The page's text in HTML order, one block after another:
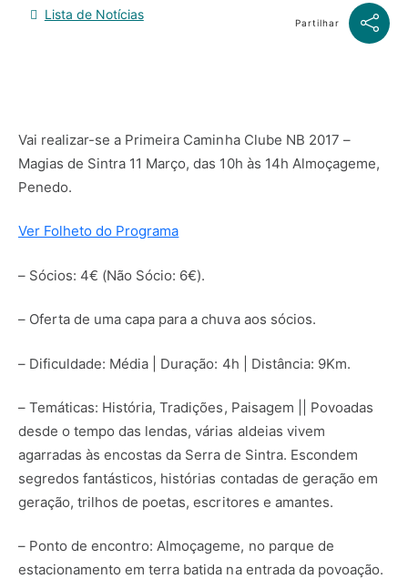
Lista de Notícias
Partilhar
Vai realizar-se a Primeira Caminha Clube NB 2017 –
Magias de Sintra 11 Março, das 10h às 14h Almoçageme,
Penedo.
Ver Folheto do Programa
– Sócios: 4€ (Não Sócio: 6€).
– Oferta de uma capa para a chuva aos sócios.
– Dificuldade: Média | Duração: 4h | Distância: 9Km.
– Temáticas: História, Tradições, Paisagem || Povoadas
desde o tempo das lendas, várias aldeias vivem
agarradas às encostas da Serra de Sintra. Escondem
segredos fantásticos, histórias contadas de geração em
geração, trilhos de poetas, escritores e amantes.
– Ponto de encontro: Almoçageme, no parque de
estacionamento em terra batida na entrada da povoação.